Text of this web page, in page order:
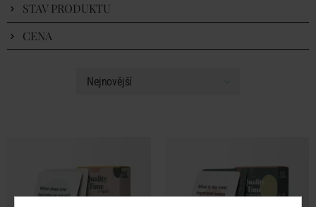
STAV PRODUKTU
CENA